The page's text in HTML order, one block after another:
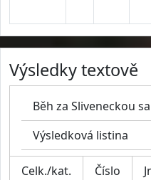
Výsledky textově
Běh za Sliveneckou
Výsledková listina
Celk./kat. Číslo